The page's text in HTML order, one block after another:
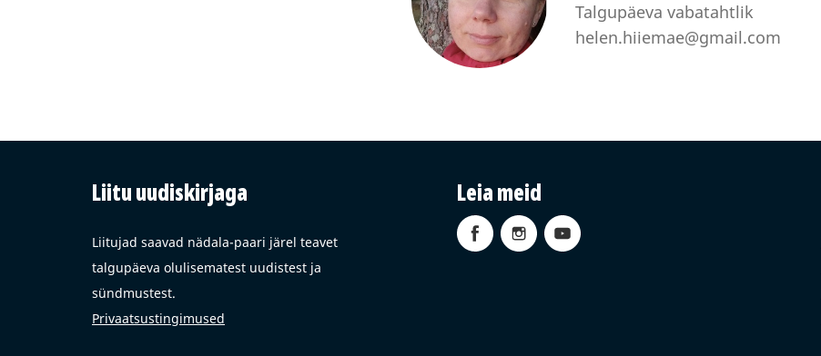
Talgupäeva vabatahtlik
helen.hiiemae@gmail.com
Liitu uudiskirjaga
Liitujad saavad nädala-paari järel teavet
talgupäeva olulisematest uudistest ja
sündmustest.
Privaatsustingimused
Leia meid